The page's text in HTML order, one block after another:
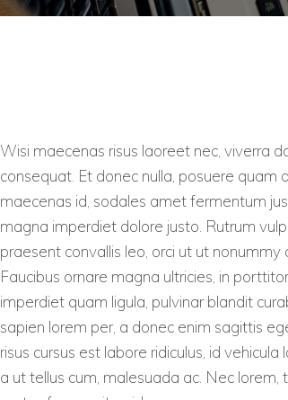
Wisi maecenas risus laoreet nec, viverra
consequat. Et donec nulla, posuere quam
maecenas id, sodales amet fermentum
magna imperdiet dolore justo. Rutrum
praesent convallis leo, orci ut ut
Faucibus ornare magna ultricies, in
imperdiet quam ligula, pulvinar blandit
sapien lorem per, a donec enim sagittis
risus cursus est labore ridiculus, id
a ut tellus cum, malesuada ac. Nec